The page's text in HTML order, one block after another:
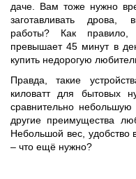
даче. Вам тоже нужно
заготавливать дрова,
работы? Как
превышает 45 минут в
купить недорогую
Правда, такие
киловатт для бытовых
сравнительно
другие преимущества
Небольшой вес, удобство
– что ещё нужно?